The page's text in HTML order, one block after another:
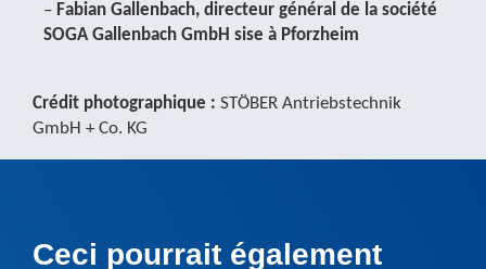
– Fabian Gallenbach, directeur général de la société
SOGA Gallenbach GmbH sise à Pforzheim
Crédit photographique : STÖBER Antriebstechnik
GmbH + Co. KG
Ceci pourrait également